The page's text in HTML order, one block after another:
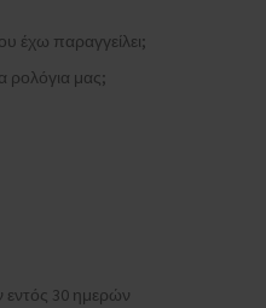
έχω παραγγείλει;
ρολόγια μας;
30 ημερών